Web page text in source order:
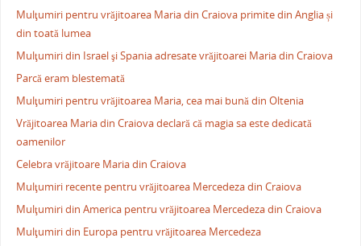
Mulţumiri pentru vrăjitoarea Maria din Craiova primite din Anglia și
din toată lumea
Mulţumiri din Israel şi Spania adresate vrăjitoarei Maria din Craiova
Parcă eram blestemată
Mulţumiri pentru vrăjitoarea Maria, cea mai bună din Oltenia
Vrăjitoarea Maria din Craiova declară că magia sa este dedicată
oamenilor
Celebra vrăjitoare Maria din Craiova
Mulţumiri recente pentru vrăjitoarea Mercedeza din Craiova
Mulţumiri din America pentru vrăjitoarea Mercedeza din Craiova
Mulţumiri din Europa pentru vrăjitoarea Mercedeza